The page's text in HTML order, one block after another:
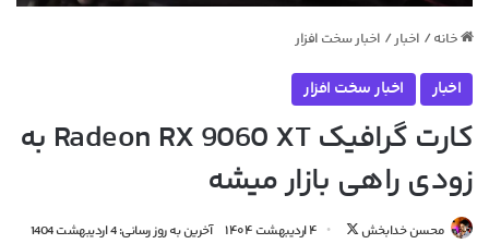
خانه / اخبار / اخبار سخت افزار
اخبار اخبار سخت افزار
کارت گرافیک Radeon RX 9060 XT به
زودی راهی بازار میشه
محسن خدابخش
دنبال ۴ اردیبهشت ۱۴۰۴
آخرین به روز رسانی: 4 اردیبهشت 1404